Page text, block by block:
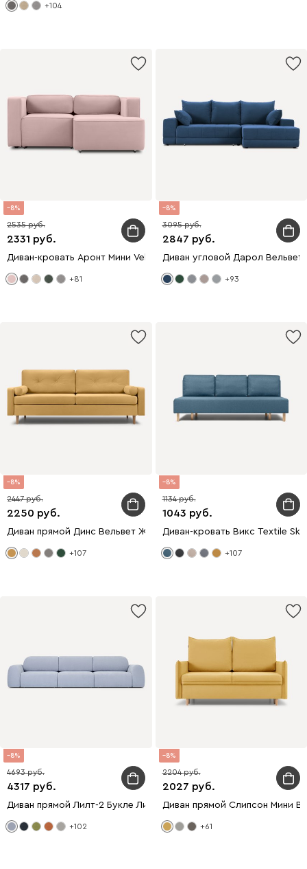
+104
8
2331
2535
Диван-кровать Аронт Мини Velvet Pink
+81
8
2847
3095
Диван угловой Дарол Вельвет
+93
8
2250
2447
Диван прямой Динс Вельвет Желтый
+107
8
1043
1134
Диван-кровать Викс Textile Sky
+107
8
4317
4693
Диван прямой Лилт-2 Букле Лиловый
+102
8
2027
2204
Диван прямой Слипсон Мини
+61